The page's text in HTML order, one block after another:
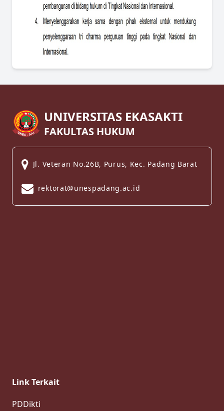
UNIVERSITAS EKASAKTI
FAKULTAS HUKUM
Jl. Veteran No.26B, Purus, Kec. Padang Barat
rektorat@unespadang.ac.id
Link Terkait
PDDikti